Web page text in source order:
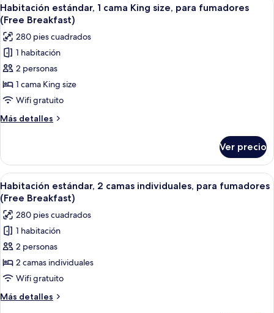
Free
Breakfast)
camas
individuales
(Rainbow
Road
View,
Free
Breakfast)
todas
las
fotos
de
Habitación
estándar,
1
cama
King
para
fumadores
(Free
Breakfast)
7
Habitación estándar, 1 cama King size, para fumadores
(Free Breakfast)
280 pies cuadrados
1 habitación
2 personas
1 cama King size
Wifi gratuito
Más detalles
Más
estándar,
cama
King
size,
para
fumadores
(Free
Breakfast)
Ver precio
Abrir
todas
las
fotos
de
Habitación
estándar,
2
camas
individuales,
Habitación de hotel con dos camas,
4
Habitación estándar, 2 camas individuales, para fumadores
(Free Breakfast)
280 pies cuadrados
1 habitación
2 personas
2 camas individuales
Wifi gratuito
Más detalles
Más